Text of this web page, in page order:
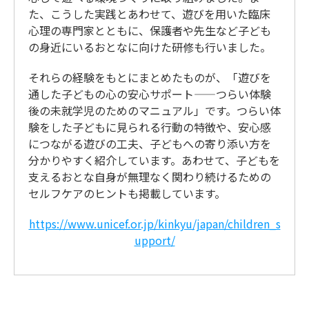
た、こうした実践とあわせて、遊びを用いた臨床
心理の専門家とともに、保護者や先生など子ども
の身近にいるおとなに向けた研修も行いました。
それらの経験をもとにまとめたものが、「遊びを
通した子どもの心の安心サポート——つらい体験
後の未就学児のためのマニュアル」です。つらい体
験をした子どもに見られる行動の特徴や、安心感
につながる遊びの工夫、子どもへの寄り添い方を
分かりやすく紹介しています。あわせて、子どもを
支えるおとな自身が無理なく関わり続けるための
セルフケアのヒントも掲載しています。
https://www.unicef.or.jp/kinkyu/japan/children_s
upport/